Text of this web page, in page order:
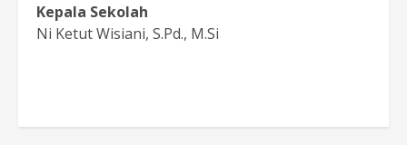
Kepala Sekolah
Ni Ketut Wisiani, S.Pd., M.Si